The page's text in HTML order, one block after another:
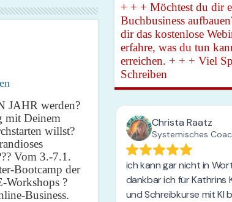
JAHR werden?
mit Deinem
willst?
Vom 3.-7.1.
Bootcamp der
Workshops ?
Business.
+ + + Möchtest du dir
Buchbusiness
dir das kostenlose
erfahre, was du tun
erreichen. + + + Viel
Schreiben